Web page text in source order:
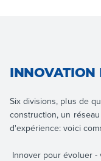
INNOVATION
Six divisions, plus de
construction, un
d'expérience: voici
Innover pour évoluer -